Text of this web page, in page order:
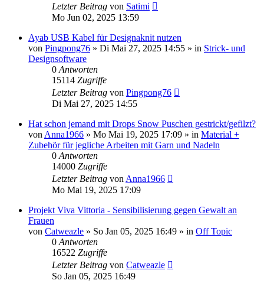
Letzter Beitrag von Satimi
Mo Jun 02, 2025 13:59
Ayab USB Kabel für Designaknit nutzen
von Pingpong76 » Di Mai 27, 2025 14:55 » in Strick- und
Designsoftware
0 Antworten
15114 Zugriffe
Letzter Beitrag von Pingpong76
Di Mai 27, 2025 14:55
Hat schon jemand mit Drops Snow Puschen gestrickt/gefilzt?
von Anna1966 » Mo Mai 19, 2025 17:09 » in Material +
Zubehör für jegliche Arbeiten mit Garn und Nadeln
0 Antworten
14000 Zugriffe
Letzter Beitrag von Anna1966
Mo Mai 19, 2025 17:09
Projekt Viva Vittoria - Sensibilisierung gegen Gewalt an
Frauen
von Catweazle » So Jan 05, 2025 16:49 » in Off Topic
0 Antworten
16522 Zugriffe
Letzter Beitrag von Catweazle
So Jan 05, 2025 16:49